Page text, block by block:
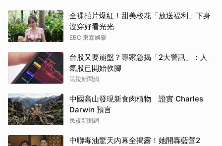
全裸拍片爆紅！甜美校花「放送福利」下身
沒穿好看光光
EBC 東森娛樂
台股又要崩盤？專家急揭「2大警訊」：人
氣股已開始軟腳
民視新聞網
中國高山發現新食肉植物 證實 Charles
Darwin 預言
民視新聞網
中聯毒油驚天內幕全揭露！她開轟藍營2